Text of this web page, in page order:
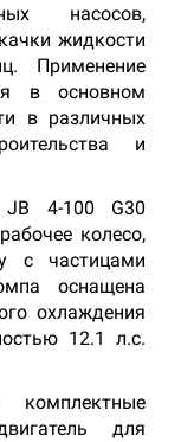
насосов,
жидкости
Применение
в основном
в различных
и
JB 4-100 G30
колесо,
с частицами
оснащена
охлаждения
12.1 л.с.
для